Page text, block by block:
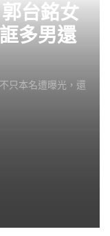
台銘女
多男還
只本名遭曝光，還